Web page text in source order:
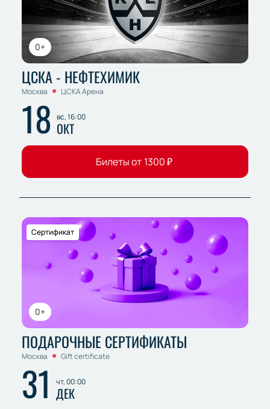
себя и близких.
0+
ЦСКА - НЕФТЕХИМИК
Москва ЦСКА Арена
18 вс, 16:00
ОКТ
Билеты от 1300₽
0+
Сертификат
ПОДАРОЧНЫЕ СЕРТИФИКАТЫ
Москва Gift certificate
31 чт, 00:00
ДЕК